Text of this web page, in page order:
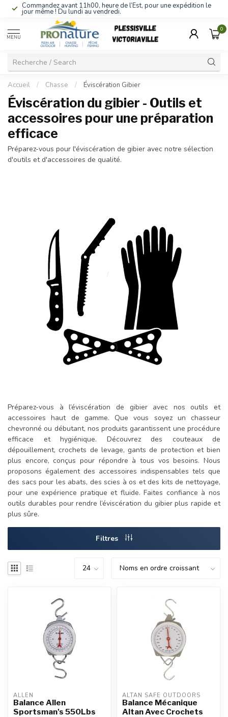
Commandez avant 11h00, heure de l’Est, pour une expédition le
jour même ! Du lundi au vendredi.
MENU
0
Accueil / Chasse / Éviscération Gibier
Éviscération du gibier - Outils et
accessoires pour une préparation
efficace
Préparez-vous pour l'éviscération de gibier avec notre sélection
d'outils et d'accessoires de qualité.
Préparez-vous à l’éviscération de gibier avec nos outils et
accessoires haut de gamme. Que vous soyez un chasseur
chevronné ou débutant, nos produits garantissent une procédure
efficace et hygiénique. Découvrez des couteaux de
dépouillement, crochets de levage, gants de protection et bien
plus encore, conçus pour répondre à tous vos besoins. Nous
proposons également des accessoires indispensables tels que
des sacs pour les abats, des scies à os et des kits de nettoyage,
pour une expérience pratique et fluide. Faites confiance à nos
outils durables pour rendre l’éviscération du gibier plus rapide et
plus sûre.
Filtres
ALLEN
Balance Allen
Sportsman's 550Lbs
ALTAN SAFE OUTDOORS
Balance Mécanique
Altan Avec Crochets